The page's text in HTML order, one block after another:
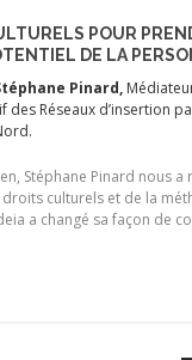
POUR
DE LA
Pinard,
Réseaux d’insertion
Stéphane Pinard nous
culturels et de la
a changé sa façon de